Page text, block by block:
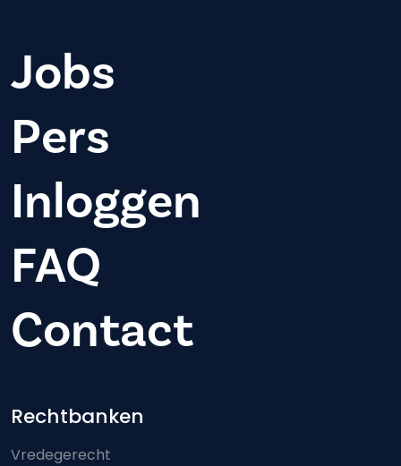
Jobs
Pers
Inloggen
FAQ
Contact
Footer-menu
Rechtbanken
Vredegerecht